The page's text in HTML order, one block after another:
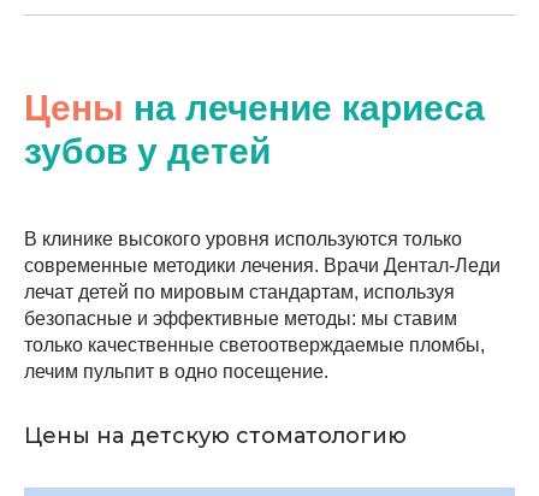
Цены на лечение кариеса
зубов у детей
В клинике высокого уровня используются только
современные методики лечения. Врачи Дентал-Леди
лечат детей по мировым стандартам, используя
безопасные и эффективные методы: мы ставим
только качественные светоотверждаемые пломбы,
лечим пульпит в одно посещение.
Цены на детскую стоматологию